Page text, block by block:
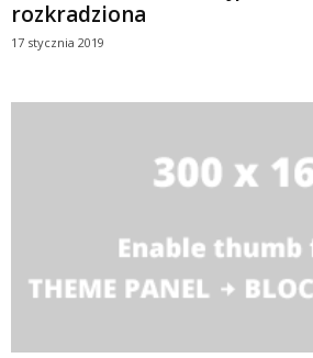
rozkradziona
17 stycznia 2019